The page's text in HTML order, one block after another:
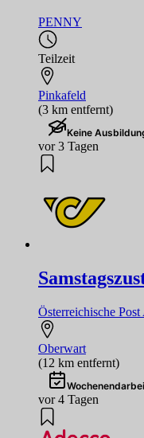
PENNY
Teilzeit
Pinkafeld
(3 km entfernt)
Keine
vor 3 Tagen
Österreichische Post
Oberwart
(12 km entfernt)
vor 4 Tagen